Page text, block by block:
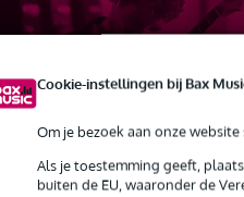
Cookie-instellingen bij Bax
Om je bezoek aan onze
Als je toestemming geeft,
buiten de EU, waaronder de